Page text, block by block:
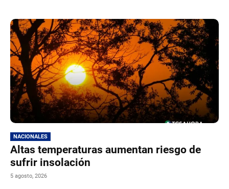
NACIONALES
Altas temperaturas aumentan riesgo de
sufrir insolación
5 agosto, 2026